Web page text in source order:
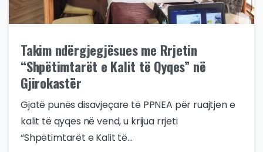
Takim ndërgjegjësues me Rrjetin
“Shpëtimtarët e Kalit të Qyqes” në
Gjirokastër
Gjatë punës disavjeçare të PPNEA për ruajtjen e
kalit të qyqes në vend, u krijua rrjeti
“Shpëtimtarët e Kalit të...